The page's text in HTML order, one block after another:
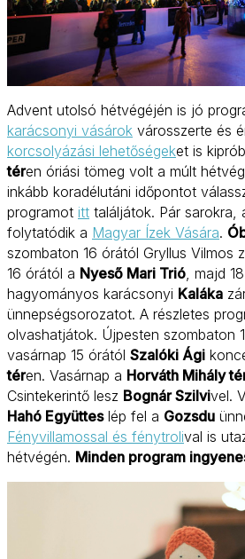
Advent utolsó hétvégéjén is jó
karácsonyi vásárok városszerte és
korcsolyázási lehetőségeket is
téren óriási tömeg volt a múlt
inkább koradélutáni időpontot
programot itt találjátok. Pár sarokra,
folytatódik a Magyar Ízek Vására.
szombaton 16 órától Gryllus Vilmos
16 órától a Nyeső Mari Trió, majd
hagyományos karácsonyi Kaláka
ünnepségsorozatot. A részletes
olvashatjátok. Újpesten szombaton
vasárnap 15 órától Szalóki Ági
téren. Vasárnap a Horváth Mihály
Csintekerintő lesz Bognár Szilvivel.
Hahó Együtteslép fel a Gozsdu
Fényvillamossal és fénytrolival is
hétvégén. Minden program